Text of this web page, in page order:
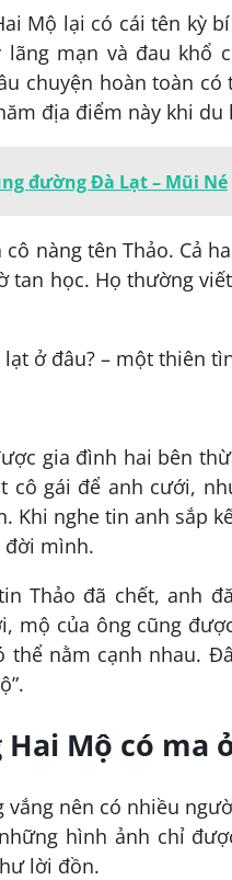
Mộ lại có cái tên kỳ
mạn và đau khổ
chuyện hoàn toàn có
địa điểm này khi du
đường Đà Lạt – Mũi Né
nàng tên Thảo. Cả
tan học. Họ thường
gia đình hai bên
gái để anh cưới,
Khi nghe tin anh sắp
đời mình.
Thảo đã chết, anh
mộ của ông cũng
nằm cạnh nhau.
Mộ có ma
vắng nên có nhiều
hình ảnh chỉ
lời đồn.